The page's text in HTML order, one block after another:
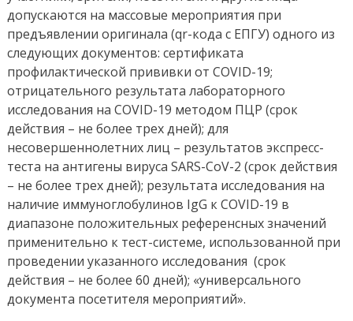
допускаются на массовые мероприятия при
предъявлении оригинала (qr-кода с ЕПГУ) одного из
следующих документов: сертификата
профилактической прививки от COVID-19;
отрицательного результата лабораторного
исследования на COVID-19 методом ПЦР (срок
действия – не более трех дней); для
несовершеннолетних лиц – результатов экспресс-
теста на антигены вируса SARS-CoV-2 (срок действия
– не более трех дней); результата исследования на
наличие иммуноглобулинов IgG к COVID-19 в
диапазоне положительных референсных значений
применительно к тест-системе, использованной при
проведении указанного исследования (срок
действия – не более 60 дней); «универсального
документа посетителя мероприятий».